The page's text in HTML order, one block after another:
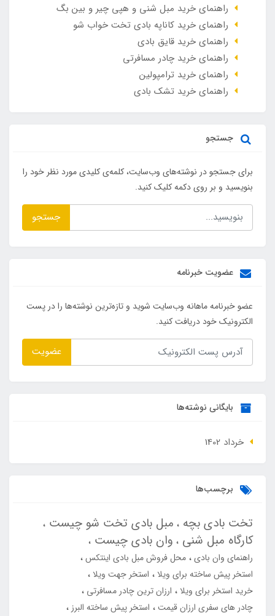
راهنمای خرید مبل شنی و هپی چیر و بین بگ
راهنمای خرید کاناپه بادی تخت خواب شو
راهنمای خرید قایق بادی
راهنمای خرید چادر مسافرتی
راهنمای خرید ترامپولین
راهنمای خرید تشک بادی
جستجو
برای جستجو در نوشته‌های وب‌سایت، کلمه‌ی کلیدی مورد نظر خود را
بنویسید و بر روی دکمه کلیک کنید.
جستجو
عضویت خبرنامه
عضو خبرنامه ماهانه وب‌سایت شوید و تازه‌ترین نوشته‌ها را در پست
الکترونیک خود دریافت کنید.
عضویت
بایگانی نوشته‌ها
خرداد 1402
برچسب‌ها
تخت بادی بچه مبل بادی تخت شو چیست
کارگاه مبل شنی وان بادی چیست
راهنمای وان بادی محل فروش مبل بادی اینتکس
استخر پیش ساخته برای ویلا
استخر جهت ویلا
خرید استخر برای ویلا
ارزان ترین چادر مسافرتی
چادر های سفری ارزان قیمت
استخر پیش ساخته البرز